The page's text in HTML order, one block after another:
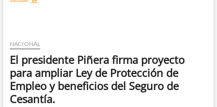
dos
giros
adicionales
Seguro
de
Cesantía.
NACIONAL
El presidente Piñera firma proyecto
para ampliar Ley de Protección de
Empleo y beneficios del Seguro de
Cesantía.